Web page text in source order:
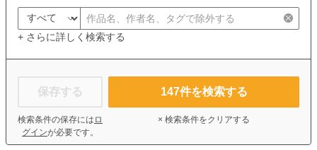
+ さらに詳しく検索する
保存する
検索条件の保存には ロ
グインが必要です。
147件を検索する
× 検索条件をクリアする